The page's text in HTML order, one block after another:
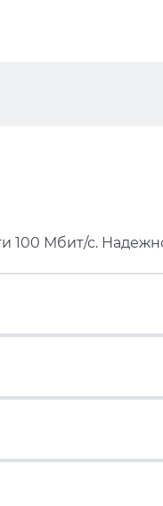
100 Мбит/с.